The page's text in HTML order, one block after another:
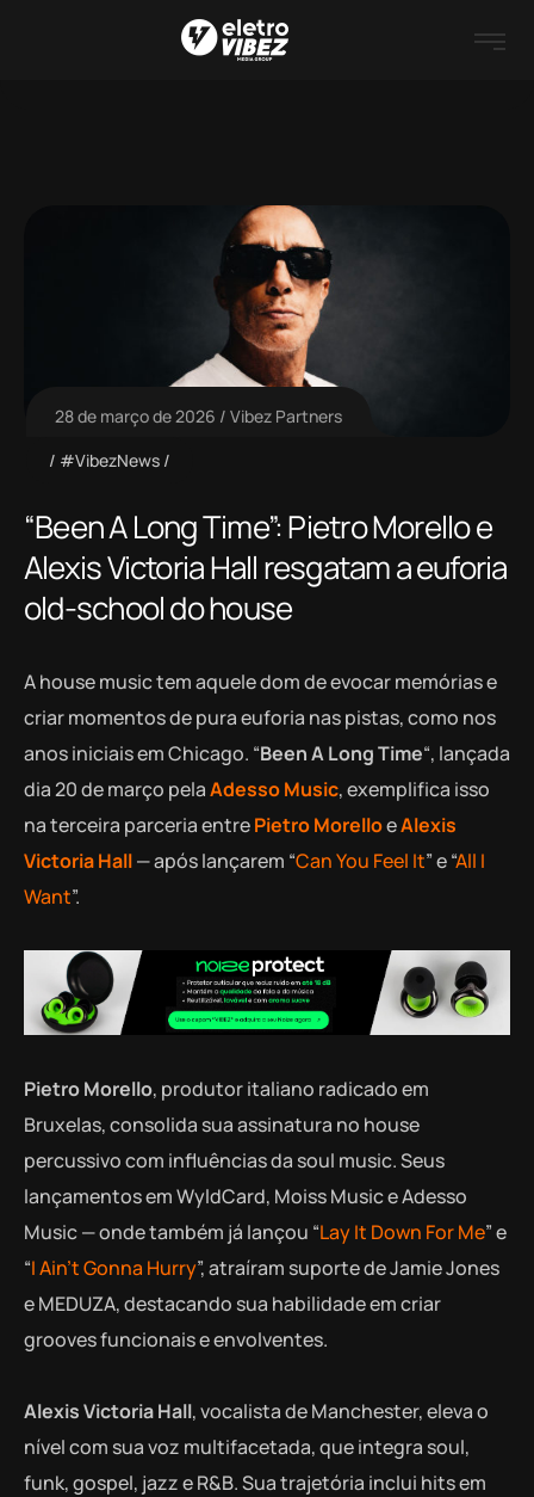
28 de março de 2026
Vibez Partners
#VibezNews
“Been A Long Time”: Pietro Morello e
Alexis Victoria Hall resgatam a euforia
old-school do house
A house music tem aquele dom de evocar memórias e
criar momentos de pura euforia nas pistas, como nos
anos iniciais em Chicago. “Been A Long Time“, lançada
dia 20 de março pelaAdesso Music, exemplifica isso
na terceira parceria entrePietro MorelloeAlexis
Victoria Hall— após lançarem “Can You Feel It” e “All I
Want”.
Pietro Morello, produtor italiano radicado em
Bruxelas, consolida sua assinatura no house
percussivo com influências da soul music. Seus
lançamentos em WyldCard, Moiss Music e Adesso
Music — onde também já lançou “Lay It Down For Me” e
“I Ain’t Gonna Hurry”, atraíram suporte de Jamie Jones
e MEDUZA, destacando sua habilidade em criar
grooves funcionais e envolventes.
Alexis Victoria Hall, vocalista de Manchester, eleva o
nível com sua voz multifacetada, que integra soul,
funk, gospel, jazz e R&B. Sua trajetória inclui hits em